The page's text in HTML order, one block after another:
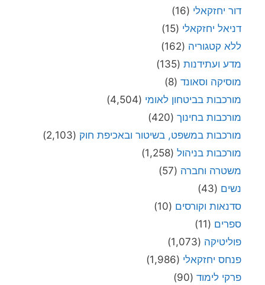
דור יחזקאלי (16)
דניאל יחזקאלי (15)
ללא קטגוריה (162)
מדע ועתידנות (135)
מוסיקה וסאונד (8)
מורכבות בביטחון לאומי (4,504)
מורכבות בחינוך (420)
מורכבות במשפט, בשיטור ובאכיפת חוק (2,103)
מורכבות בניהול (1,258)
משטרה וחברה (57)
נשים (43)
סדנאות וקורסים (10)
ספרים (11)
פוליטיקה (1,073)
פנחס יחזקאלי (1,986)
פרקי לימוד (90)